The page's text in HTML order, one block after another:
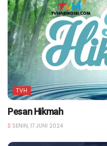
TVH
Pesan Hikmah
SENIN, 17 JUNI 2024